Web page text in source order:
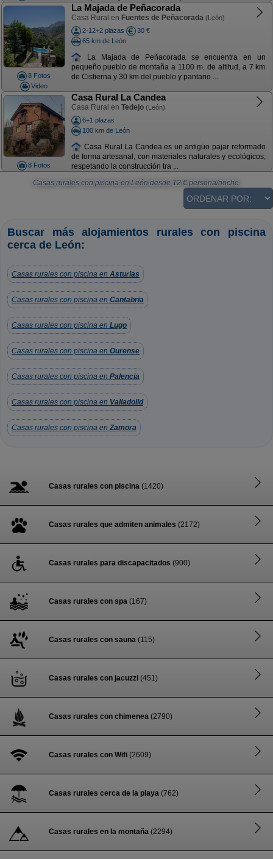
8 Fotos
Video
La Majada de Peñacorada
Casa Rural en Fuentes de Peñacorada (León)
2-12+2 plazas
30 €
65 km de León
La Majada de Peñacorada se encuentra en un
pequeño pueblo de montaña a 1100 m. de altitud, a 7 km
de Cistierna y 30 km del pueblo y pantano ...
8 Fotos
Casa Rural La Candea
Casa Rural en Tedejo (León)
6+1 plazas
100 km de León
Casa Rural La Candea es un antigüo pajar reformado
de forma artesanal, con materiales naturales y ecológicos,
respetando la construcción tra ...
Casas rurales con piscina en León desde 12€ persona/noche.
Buscar más alojamientos rurales con piscina
cerca de León:
Casas rurales con piscina en Asturias
Casas rurales con piscina en Cantabria
Casas rurales con piscina en Lugo
Casas rurales con piscina en Ourense
Casas rurales con piscina en Palencia
Casas rurales con piscina en Valladolid
Casas rurales con piscina en Zamora
Casas rurales con piscina (1420)
Casas rurales que admiten animales (2172)
Casas rurales para discapacitados (900)
Casas rurales con spa (167)
Casas rurales con sauna (115)
Casas rurales con jacuzzi (451)
Casas rurales con chimenea (2790)
Casas rurales con Wifi (2609)
Casas rurales cerca de la playa (762)
Casas rurales en la montaña (2294)